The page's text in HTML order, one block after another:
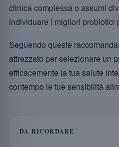
clinica complessa o assumi
individuare i migliori probiotici
Seguendo queste
attrezzato per selezionare un
efficacemente la tua salute
contempo le tue sensibilità
DA RICORDARE